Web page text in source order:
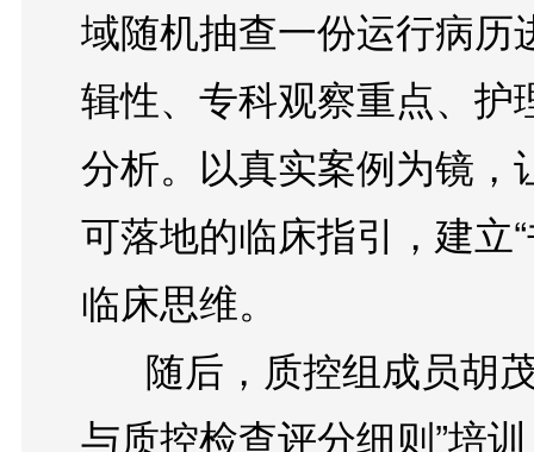
域随机抽查一份运行病
辑性、专科观察重点、
分析。以真实案例为镜
可落地的临床指引，建立
临床思维。
与质控检查评分细则”培